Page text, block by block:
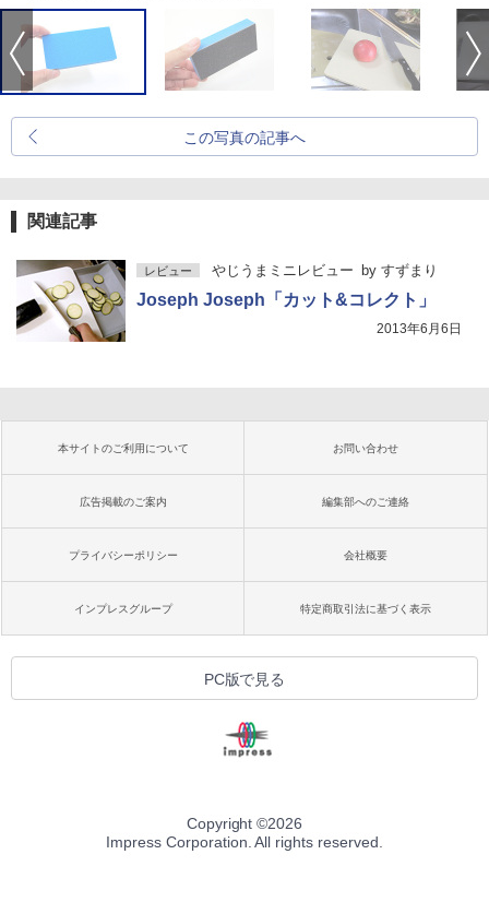
この写真の記事へ
関連記事
レビュー やじうまミニレビュー by すずまり
Joseph Joseph「カット&コレクト」
2013年6月6日
本サイトのご利用について お問い合わせ
広告掲載のご案内 編集部へのご連絡
プライバシーポリシー 会社概要
インプレスグループ 特定商取引法に基づく表示
PC版で見る
Copyright ©2026
Impress Corporation. All rights reserved.